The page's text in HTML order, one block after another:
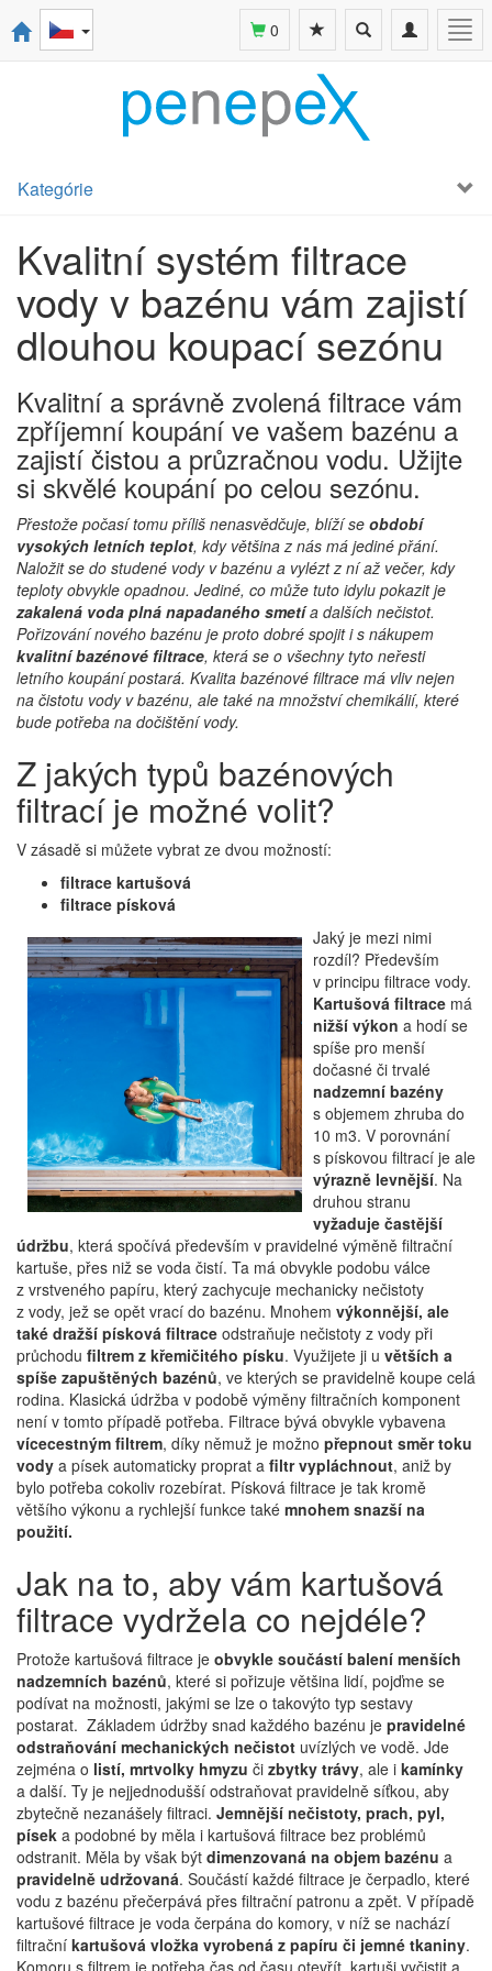
Toggle
navigation
Toggle
search
0
Kategórie
Kvalitní systém filtrace
vody v bazénu vám zajistí
dlouhou koupací sezónu
Kvalitní a správně zvolená filtrace vám
zpříjemní koupání ve vašem bazénu a
zajistí čistou a průzračnou vodu. Užijte
si skvělé koupání po celou sezónu.
Přestože počasí tomu příliš nenasvědčuje, blíží se období
vysokých letních teplot, kdy většina z nás má jediné přání.
Naložit se do studené vody v bazénu a vylézt z ní až večer, kdy
teploty obvykle opadnou. Jediné, co může tuto idylu pokazit je
zakalená voda plná napadaného smetía dalších nečistot.
Pořizování nového bazénu je proto dobré spojit i s nákupem
kvalitní bazénové filtrace, která se o všechny tyto neřesti
letního koupání postará. Kvalita bazénové filtrace má vliv nejen
na čistotu vody v bazénu, ale také na množství chemikálií, které
bude potřeba na dočištění vody.
Z jakých typů bazénových
filtrací je možné volit?
V zásadě si můžete vybrat ze dvou možností:
filtrace kartušová
filtrace písková
Jaký je mezi nimi
rozdíl? Především
v principu filtrace vody.
Kartušová filtrace má
nižší výkon a hodí se
spíše pro menší
dočasné či trvalé
nadzemní bazény
s objemem zhruba do
10 m3. V porovnání
s pískovou filtrací je ale
výrazně levnější. Na
druhou stranu
vyžaduje častější
údržbu, která spočívá především v pravidelné výměně filtrační
kartuše, přes niž se voda čistí. Ta má obvykle podobu válce
z vrstveného papíru, který zachycuje mechanicky nečistoty
z vody, jež se opět vrací do bazénu. Mnohem výkonnější, ale
také dražší písková filtrace odstraňuje nečistoty z vody při
průchodu filtrem z křemičitého písku. Využijete ji u větších a
spíše zapuštěných bazénů, ve kterých se pravidelně koupe celá
rodina. Klasická údržba v podobě výměny filtračních komponent
není v tomto případě potřeba. Filtrace bývá obvykle vybavena
vícecestným filtrem, díky němuž je možno přepnout směr toku
vody a písek automaticky proprat a filtr vypláchnout, aniž by
bylo potřeba cokoliv rozebírat. Písková filtrace je tak kromě
většího výkonu a rychlejší funkce také mnohem snazší na
použití.
Jak na to, aby vám kartušová
filtrace vydržela co nejdéle?
Protože kartušová filtrace je obvykle součástí balení menších
nadzemních bazénů, které si pořizuje většina lidí, pojďme se
podívat na možnosti, jakými se lze o takovýto typ sestavy
postarat. Základem údržby snad každého bazénu je pravidelné
odstraňování mechanických nečistot uvízlých ve vodě. Jde
zejména o listí, mrtvolky hmyzu či zbytky trávy, ale i kamínky
a další. Ty je nejjednodušší odstraňovat pravidelně síťkou, aby
zbytečně nezanášely filtraci. Jemnější nečistoty, prach, pyl,
písek a podobné by měla i kartušová filtrace bez problémů
odstranit. Měla by však být dimenzovaná na objem bazénu a
pravidelně udržovaná. Součástí každé filtrace je čerpadlo, které
vodu z bazénu přečerpává přes filtrační patronu a zpět. V případě
kartušové filtrace je voda čerpána do komory, v níž se nachází
filtrační kartušová vložka vyrobená z papíru či jemné tkaniny.
Komoru s filtrem je potřeba čas od času otevřít, kartuši vyčistit a